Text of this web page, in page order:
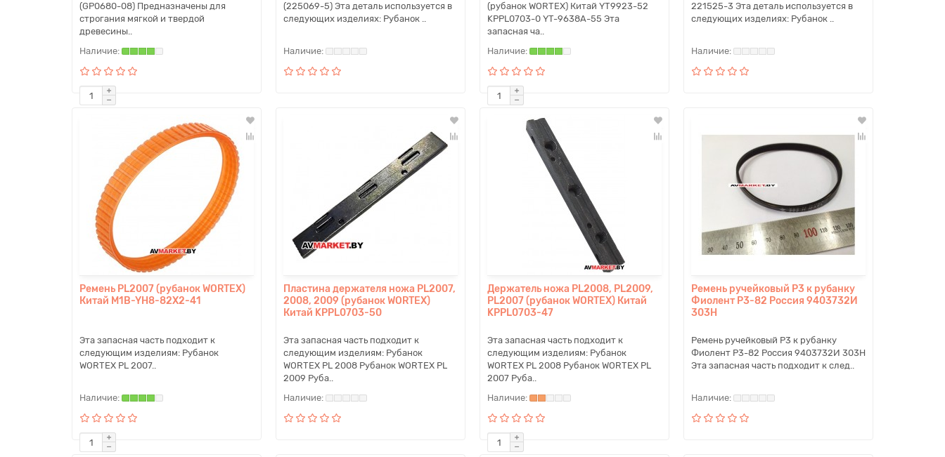
(GP0680-08) Предназначены для
строгания мягкой и твердой
древесины..
(225069-5) Эта деталь используется в
следующих изделиях: Рубанок ..
(рубанок WORTEX) Китай YT9923-52
KPPL0703-0 YT-9638A-55 Эта
запасная ча..
221525-3 Эта деталь используется в
следующих изделиях: Рубанок ..
Ремень PL2007 (рубанок WORTEX)
Китай M1B-YH8-82X2-41
Эта запасная часть подходит к
следующим изделиям: Рубанок
WORTEX PL 2007..
Пластина держателя ножа PL2007,
2008, 2009 (рубанок WORTEX)
Китай KPPL0703-50
Эта запасная часть подходит к
следующим изделиям: Рубанок
WORTEX PL 2008 Рубанок WORTEX PL
2009 Руба..
Держатель ножа PL2008, PL2009,
PL2007 (рубанок WORTEX) Китай
KPPL0703-47
Эта запасная часть подходит к
следующим изделиям: Рубанок
WORTEX PL 2008 Рубанок WORTEX PL
2007 Руба..
Ремень ручейковый P3 к рубанку
Фиолент P3-82 Россия 9403732И
303H
Ремень ручейковый P3 к рубанку
Фиолент P3-82 Россия 9403732И 303H
Эта запасная часть подходит к след..